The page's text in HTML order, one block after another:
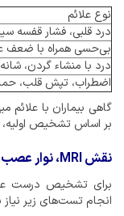
نوع علائم
درد قلبی، فشار قفسه
بی‌حسی همراه با ضعف
درد با منشاء گردن،
اضطراب، تپش قلب،
گاهی بیماران با
بر اساس تشخیص
نقش MRI، نوار عصب، تست قلب در تشخیص دقیق
برای تشخیص درست
انجام تست‌های زیر نیاز